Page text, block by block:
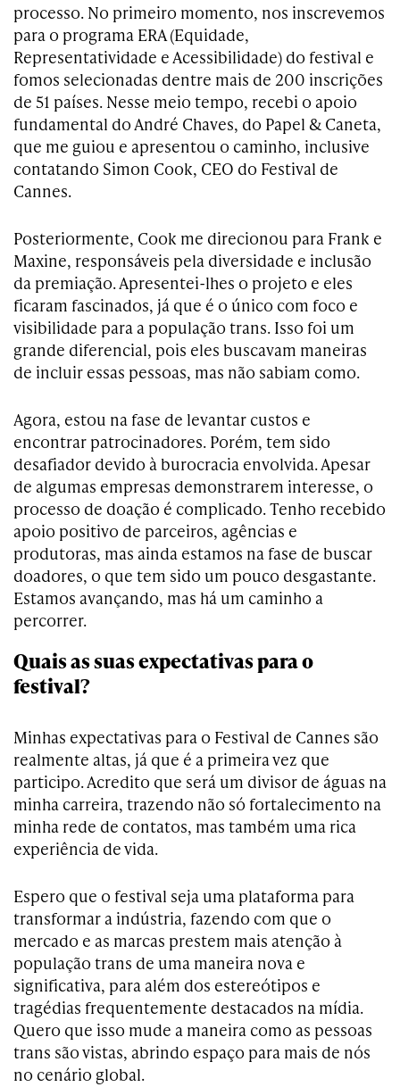
processo. No primeiro momento, nos inscrevemos
para o programa ERA (Equidade,
Representatividade e Acessibilidade) do festival e
fomos selecionadas dentre mais de 200 inscrições
de 51 países. Nesse meio tempo, recebi o apoio
fundamental do André Chaves, do Papel & Caneta,
que me guiou e apresentou o caminho, inclusive
contatando Simon Cook, CEO do Festival de
Cannes.
Posteriormente, Cook me direcionou para Frank e
Maxine, responsáveis pela diversidade e inclusão
da premiação. Apresentei-lhes o projeto e eles
ficaram fascinados, já que é o único com foco e
visibilidade para a população trans. Isso foi um
grande diferencial, pois eles buscavam maneiras
de incluir essas pessoas, mas não sabiam como.
Agora, estou na fase de levantar custos e
encontrar patrocinadores. Porém, tem sido
desafiador devido à burocracia envolvida. Apesar
de algumas empresas demonstrarem interesse, o
processo de doação é complicado. Tenho recebido
apoio positivo de parceiros, agências e
produtoras, mas ainda estamos na fase de buscar
doadores, o que tem sido um pouco desgastante.
Estamos avançando, mas há um caminho a
percorrer.
Quais as suas expectativas para o
festival?
Minhas expectativas para o Festival de Cannes são
realmente altas, já que é a primeira vez que
participo. Acredito que será um divisor de águas na
minha carreira, trazendo não só fortalecimento na
minha rede de contatos, mas também uma rica
experiência de vida.
Espero que o festival seja uma plataforma para
transformar a indústria, fazendo com que o
mercado e as marcas prestem mais atenção à
população trans de uma maneira nova e
significativa, para além dos estereótipos e
tragédias frequentemente destacados na mídia.
Quero que isso mude a maneira como as pessoas
trans são vistas, abrindo espaço para mais de nós
no cenário global.